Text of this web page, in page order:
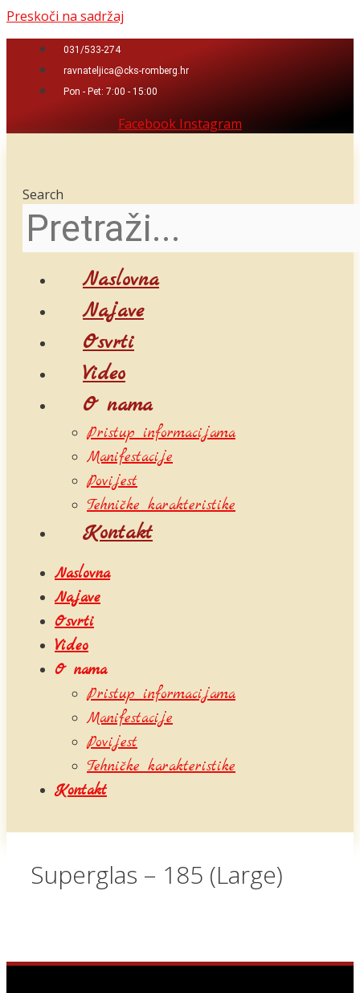
Preskoči na sadržaj
031/533-274
ravnateljica@cks-romberg.hr
Pon - Pet: 7:00 - 15:00
Facebook Instagram
Search
Naslovna
Najave
Osvrti
Video
O nama
Pristup informacijama
Manifestacije
Povijest
Tehničke karakteristike
Kontakt
Naslovna
Najave
Osvrti
Video
O nama
Pristup informacijama
Manifestacije
Povijest
Tehničke karakteristike
Kontakt
Superglas – 185 (Large)